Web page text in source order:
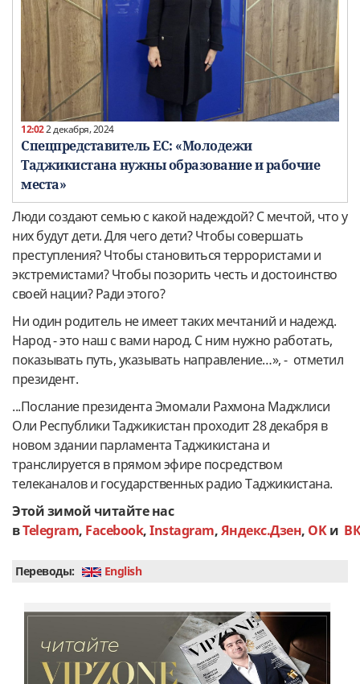
12:022 декабря, 2024
Спецпредставитель ЕС: «Молодежи
Таджикистана нужны образование и рабочие
места»
Люди создают семью с какой надеждой? С мечтой, что у
них будут дети. Для чего дети? Чтобы совершать
преступления? Чтобы становиться террористами и
экстремистами? Чтобы позорить честь и достоинство
своей нации? Ради этого?
Ни один родитель не имеет таких мечтаний и надежд.
Народ - это наш с вами народ. С ним нужно работать,
показывать путь, указывать направление…», - отметил
президент.
...Послание президента Эмомали Рахмона Маджлиси
Оли Республики Таджикистан проходит 28 декабря в
новом здании парламента Таджикистана и
транслируется в прямом эфире посредством
телеканалов и государственных радио Таджикистана.
Этойзимой читайтенас
вTelegram, Facebook,Instagram,Яндекс.Дзен, OKи ВК
Переводы: English